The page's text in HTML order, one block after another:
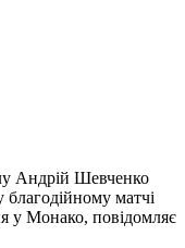
Андрій Шевченко
матчі
у Монако, повідомляє